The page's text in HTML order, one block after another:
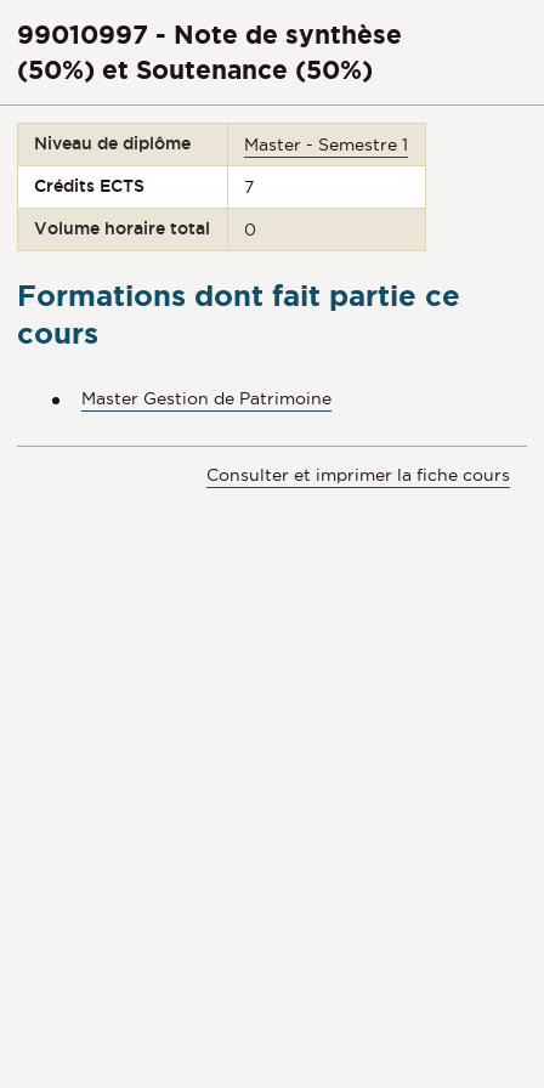
99010997 - Note de synthèse
(50%) et Soutenance (50%)
Niveau de diplôme Master - Semestre 1
Crédits ECTS 7
Volume horaire total 0
Formations dont fait partie ce
cours
Master Gestion de Patrimoine
Consulter et imprimer la fiche cours